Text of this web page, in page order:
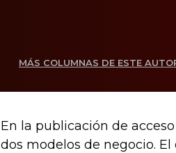
MÁS COLUMNAS DE ESTE
En la publicación de
dos modelos de negocio.